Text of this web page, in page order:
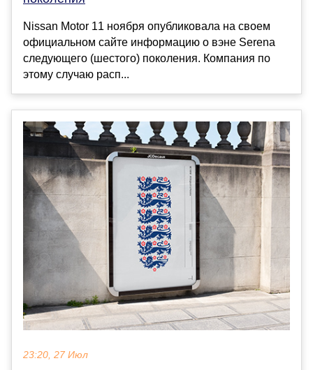
Nissan Motor 11 ноября опубликовала на своем
официальном сайте информацию о вэне Serena
следующего (шестого) поколения. Компания по
этому случаю расп...
23:20, 27 Июл